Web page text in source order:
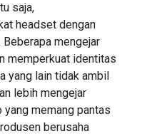
saja,
headset dengan
mengejar
memperkuat identitas
yang lain tidak ambil
lebih mengejar
yang memang pantas
berusaha